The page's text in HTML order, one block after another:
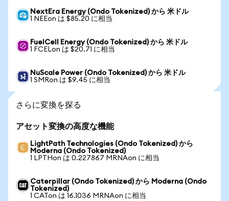
NextEra Energy (Ondo Tokenized) から 米ドル
1 NEEon は $85.20 に相当
FuelCell Energy (Ondo Tokenized) から 米ドル
1 FCELon は $20.71 に相当
NuScale Power (Ondo Tokenized) から 米ドル
1 SMRon は $9.45 に相当
さらに変換を探る
アセット変換の高度な機能
LightPath Technologies (Ondo Tokenized) から
Moderna (Ondo Tokenized)
1 LPTHon は 0.227867 MRNAon に相当
Caterpillar (Ondo Tokenized) から Moderna (Ondo
Tokenized)
1 CATon は 16.1036 MRNAon に相当